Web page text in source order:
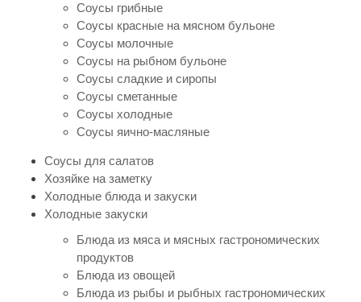
Соусы грибные
Соусы красные на мясном бульоне
Соусы молочные
Соусы на рыбном бульоне
Соусы сладкие и сиропы
Соусы сметанные
Соусы холодные
Соусы яично-масляные
Соусы для салатов
Хозяйке на заметку
Холодные блюда и закуски
Холодные закуски
Блюда из мяса и мясных гастрономических
продуктов
Блюда из овощей
Блюда из рыбы и рыбных гастрономических